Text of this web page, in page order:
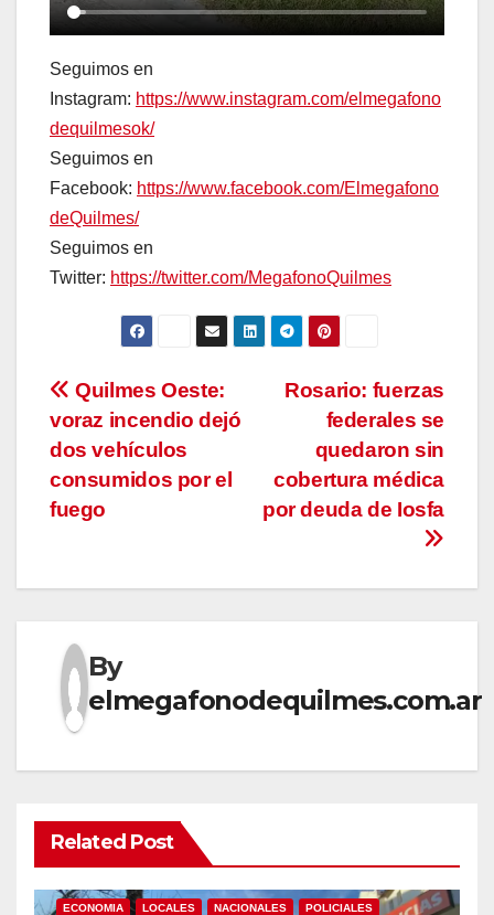
Seguimos en
Instagram: https://www.instagram.com/elmegafono
dequilmesok/
Seguimos en
Facebook: https://www.facebook.com/Elmegafono
deQuilmes/
Seguimos en
Twitter: https://twitter.com/MegafonoQuilmes
Navegación
de
entradas
Rosario: fuerzas
federales se
quedaron sin
cobertura médica
por deuda de Iosfa
Quilmes Oeste:
voraz incendio dejó
dos vehículos
consumidos por el
fuego
By
elmegafonodequilmes.com.ar
Related Post
ECONOMIA LOCALES NACIONALES POLICIALES